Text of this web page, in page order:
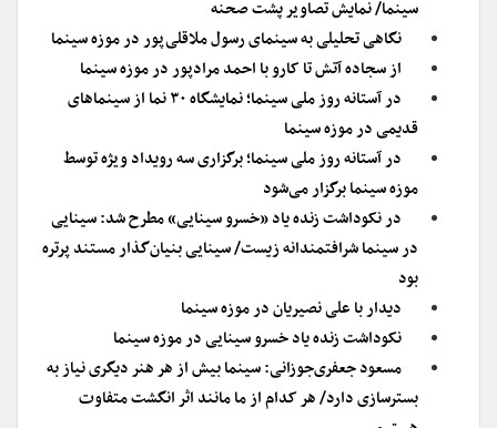
سینما/ نمایش تصاویر پشت صحنه
نگاهی تحلیلی به سینمای رسول ملاقلی‌پور در موزه سینما
از سجاده آتش تا کارو با احمد مرادپور در موزه سینما
در آستانه روز ملی سینما؛ نمایشگاه ۳۰ نما از سینماهای
قدیمی در موزه سینما
در آستانه روز ملی سینما؛ برگزاری سه رویداد ویژه توسط
موزه سینما برگزار می‌شود
در نکوداشت زنده یاد «خسرو سینایی» مطرح شد: سینایی
در سینما شرافتمندانه زیست/ سینایی بنیان‌گذار مستند پرتره
بود
دیدار با علی نصیریان در موزه سینما
نکوداشت زنده یاد خسرو سینایی در موزه سینما
مسعود جعفری‌جوزانی: سینما بیش از هر هنر دیگری نیاز به
بسترسازی دارد/ هر کدام از ما مانند اثر انگشت متفاوت